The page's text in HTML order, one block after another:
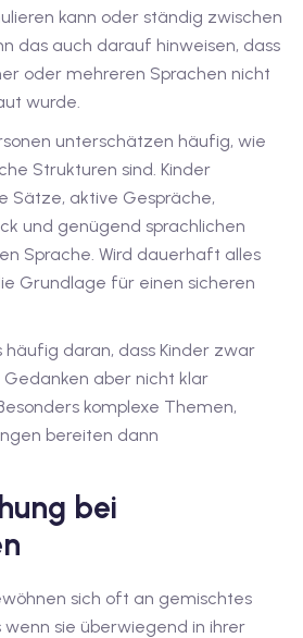
kann oder ständig zwischen
das auch darauf hinweisen, dass
oder mehreren Sprachen nicht
wurde.
unterschätzen häufig, wie
Strukturen sind. Kinder
Sätze, aktive Gespräche,
und genügend sprachlichen
Sprache. Wird dauerhaft alles
Grundlage für einen sicheren
daran, dass Kinder zwar
Gedanken aber nicht klar
komplexe Themen,
bereiten dann
bei
sich oft an gemischtes
wenn sie überwiegend in ihrer